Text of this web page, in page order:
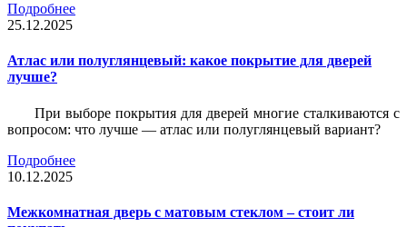
Подробнее
25.12.2025
Атлас или полуглянцевый: какое покрытие для дверей
лучше?
При выборе покрытия для дверей многие сталкиваются с
вопросом: что лучше — атлас или полуглянцевый вариант?
Подробнее
10.12.2025
Межкомнатная дверь с матовым стеклом – стоит ли